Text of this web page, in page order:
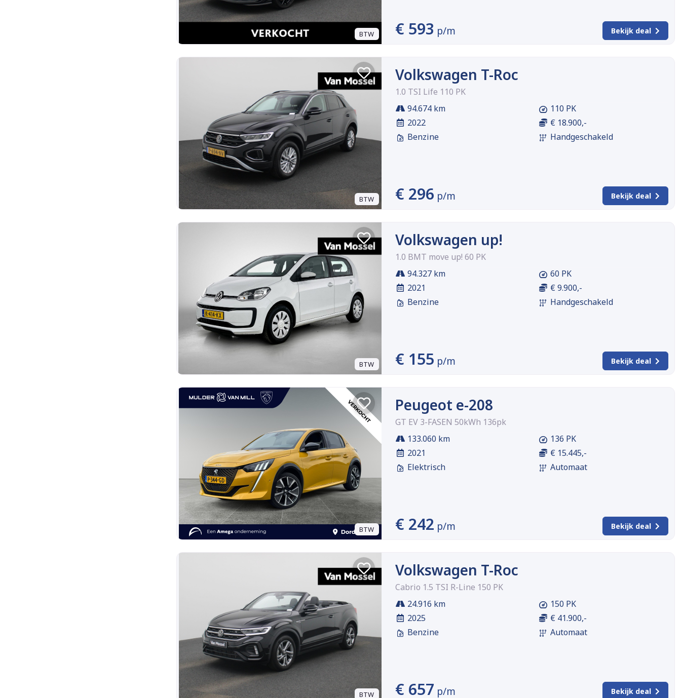
BTW € 593 p/m Bekijk deal
BTW
Volkswagen T-Roc
1.0 TSI Life 110 PK
94.674 km
2022
Benzine
110 PK
€ 18.900,-
Handgeschakeld
€ 296 p/m Bekijk deal
BTW
Volkswagen up!
1.0 BMT move up! 60 PK
94.327 km
2021
Benzine
60 PK
€ 9.900,-
Handgeschakeld
€ 155 p/m Bekijk deal
BTW
Peugeot e-208
GT EV 3-FASEN 50kWh 136pk
133.060 km
2021
Elektrisch
136 PK
€ 15.445,-
Automaat
€ 242 p/m Bekijk deal
BTW
Volkswagen T-Roc
Cabrio 1.5 TSI R-Line 150 PK
24.916 km
2025
Benzine
150 PK
€ 41.900,-
Automaat
€ 657 p/m Bekijk deal